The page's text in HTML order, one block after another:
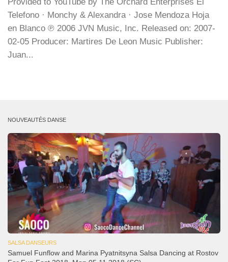
Telefono · Monchy & Alexandra · Jose Mendoza Hoja
en Blanco ℗ 2006 JVN Music, Inc. Released on: 2007-
02-05 Producer: Martires De Leon Music Publisher:
Juan...
NOUVEAUTÉS DANSE
SALSA DANSEURS
Samuel Funflow and Marina Pyatnitsyna Salsa Dancing at Rostov